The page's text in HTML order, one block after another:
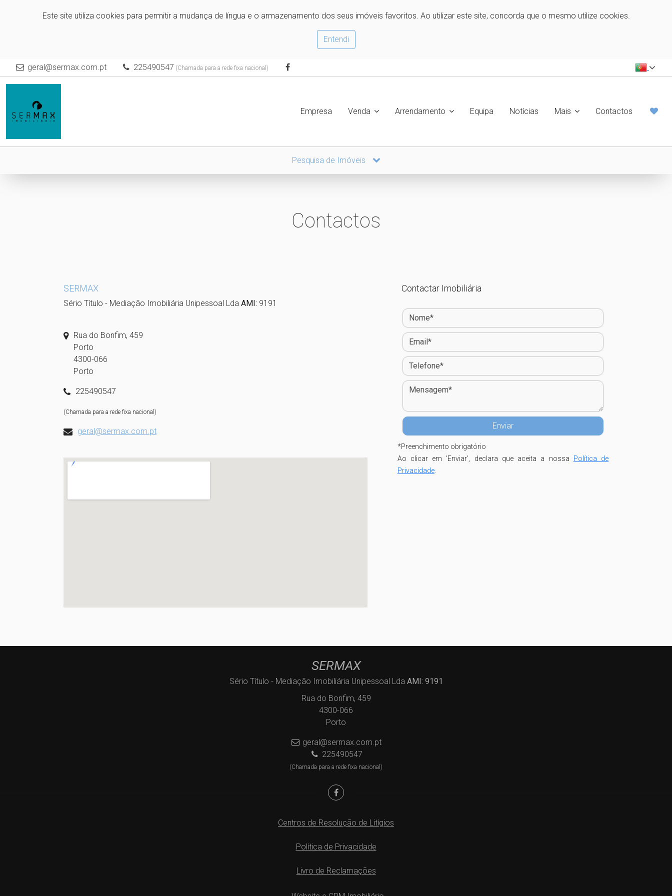
Este site utiliza cookies para permitir a mudança de língua e o armazenamento dos seus imóveis favoritos. Ao utilizar este site, concorda que o mesmo utilize cookies.
Entendi
geral@sermax.com.pt 225490547 (Chamada para a rede fixa nacional)
Empresa Venda Arrendamento Equipa Notícias Mais Contactos
Pesquisa de Imóveis
Contactos
SERMAX
Sério Título - Mediação Imobiliária Unipessoal Lda AMI: 9191
Rua do Bonfim, 459
Porto
4300-066
Porto
225490547
(Chamada para a rede fixa nacional)
geral@sermax.com.pt
Contactar Imobiliária
*Preenchimento obrigatório
Ao clicar em 'Enviar', declara que aceita a nossa Política de
Privacidade.
SERMAX
Sério Título - Mediação Imobiliária Unipessoal Lda AMI: 9191
Rua do Bonfim, 459
4300-066
Porto
geral@sermax.com.pt
225490547
(Chamada para a rede fixa nacional)
Centros de Resolução de Litígios
Política de Privacidade
Livro de Reclamações